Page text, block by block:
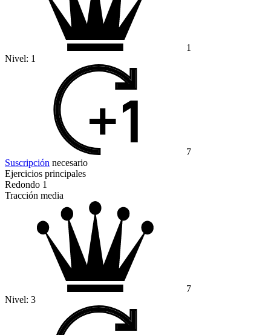
1
Nivel: 1
7
Suscripción necesario
Ejercicios principales
Redondo 1
Tracción media
7
Nivel: 3